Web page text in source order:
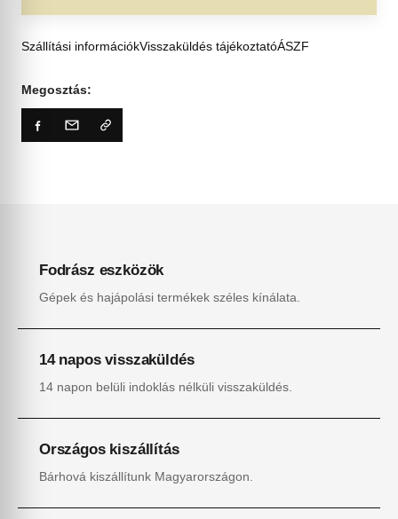
Szállítási információkVisszaküldés tájékoztatóÁSZF
Megosztás:
Fodrász eszközök
Gépek és hajápolási termékek széles kínálata.
14 napos visszaküldés
14 napon belüli indoklás nélküli visszaküldés.
Országos kiszállítás
Bárhová kiszállítunk Magyarországon.